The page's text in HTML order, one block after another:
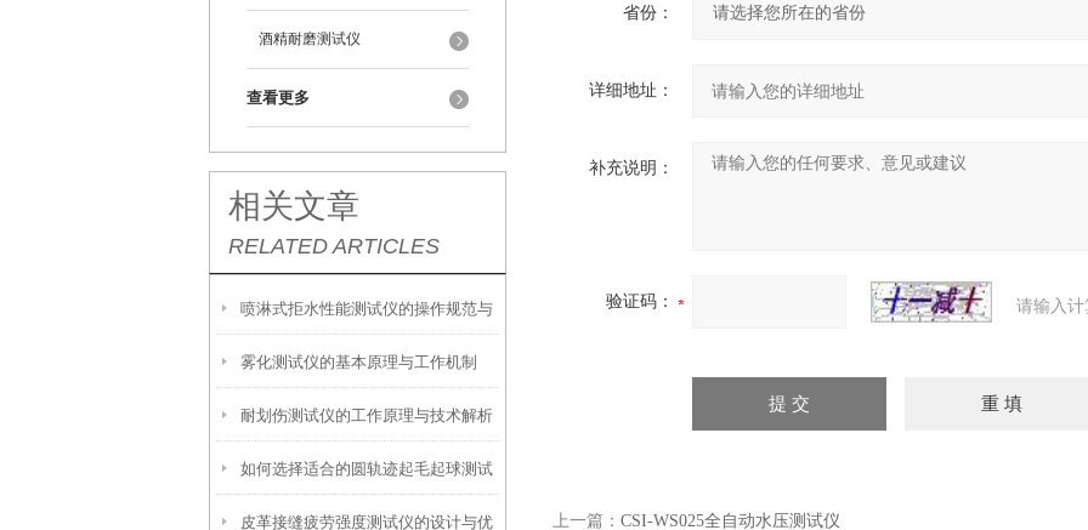
酒精耐磨测试仪
查看更多
相关文章
RELATED ARTICLES
喷淋式拒水性能测试仪的操作规范与
应用指南
雾化测试仪的基本原理与工作机制
耐划伤测试仪的工作原理与技术解析
如何选择适合的圆轨迹起毛起球测试
仪？
皮革接缝疲劳强度测试仪的设计与优
省份：
详细地址：
补充说明：
验证码： 请输入
上一篇： CSI-WS025全自动水压测试仪